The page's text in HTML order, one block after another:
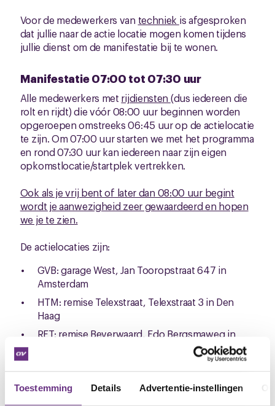
Toestemming Details Advertentie-instellingen
Voor de medewerkers van techniek is afgesproken
dat jullie naar de actie locatie mogen komen tijdens
jullie dienst om de manifestatie bij te wonen.
Manifestatie 07:00 tot 07:30 uur
Alle medewerkers met rijdiensten (dus iedereen die
rolt en rijdt) die vóór 08:00 uur beginnen worden
opgeroepen omstreeks 06:45 uur op de actielocatie
te zijn. Om 07:00 uur starten we met het programma
en rond 07:30 uur kan iedereen naar zijn eigen
opkomstlocatie/startplek vertrekken.
Ook als je vrij bent of later dan 08:00 uur begint
wordt je aanwezigheid zeer gewaardeerd en hopen
we je te zien.
De actielocaties zijn:
GVB: garage West, Jan Tooropstraat 647 in
Amsterdam
HTM: remise Telexstraat, Telexstraat 3 in Den
Haag
RET: remise Beverwaard, Edo Bergsmaweg in
Hier zullen we ons laten zien en horen voor het
belang en behoud van de zwaarwerkregeling!